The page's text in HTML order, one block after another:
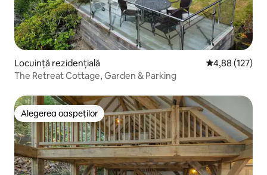
Locuință rezidențială Scor mediu de
4,88 (127)
The Retreat Cottage, Garden & Parking
Alegerea oaspeților
Alegerea oaspeților